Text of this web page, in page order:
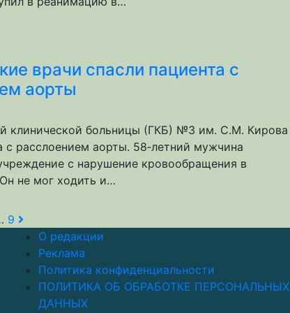
врачи спасли пациента с
аорты
клинической больницы (ГКБ) №3 им. С.М. Кирова
с расслоением аорты. 58‑летний мужчина
с нарушение кровообращения в
не мог ходить и…
9
О редакции
Реклама
Политика конфиденциальности
ПОЛИТИКА ОБ ОБРАБОТКЕ ПЕРСОНАЛЬНЫХ
ДАННЫХ